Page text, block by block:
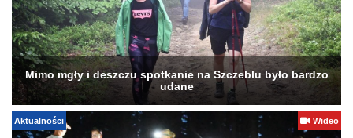
Mimo mgły i deszczu spotkanie na Szczeblu było bardzo
udane
Aktualności Wideo